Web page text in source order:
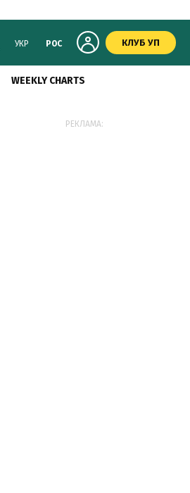
УКР РОС КЛУБ УП
WEEKLY CHARTS
РЕКЛАМА: